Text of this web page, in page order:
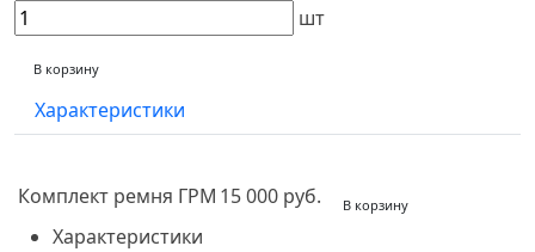
шт
В корзину
Характеристики
Комплект ремня ГРМ 15 000 руб. В корзину
Характеристики